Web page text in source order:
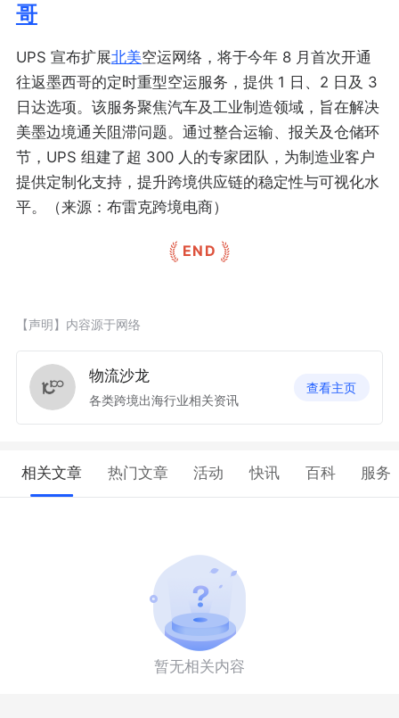
哥
UPS 宣布扩展北美空运网络，将于今年 8 月首次开通
往返墨西哥的定时重型空运服务，提供 1 日、2 日及 3
日达选项。该服务聚焦汽车及工业制造领域，旨在解决
美墨边境通关阻滞问题。通过整合运输、报关及仓储环
节，UPS 组建了超 300 人的专家团队，为制造业客户
提供定制化支持，提升跨境供应链的稳定性与可视化水
平。（来源：布雷克跨境电商）
END
【声明】内容源于网络
物流沙龙
各类跨境出海行业相关资讯
查看主页
相关文章 热门文章 活动 快讯 百科 服务
暂无相关内容